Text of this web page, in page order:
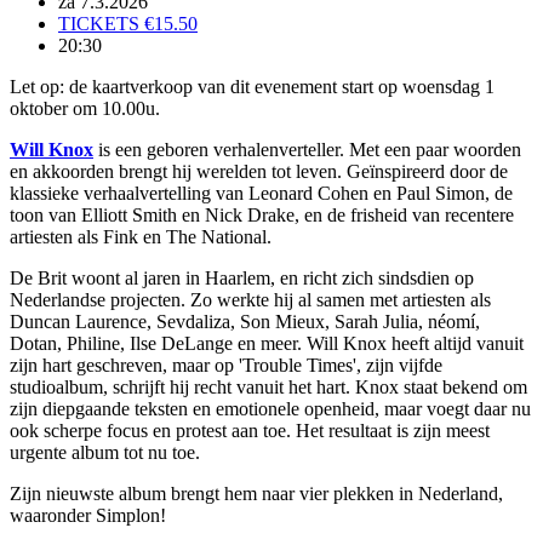
TICKETS €15.50
20:30
Let op: de kaartverkoop van dit evenement start op woensdag 1
oktober om 10.00u.
Will Knox is een geboren verhalenverteller. Met een paar woorden
en akkoorden brengt hij werelden tot leven. Geïnspireerd door de
klassieke verhaalvertelling van Leonard Cohen en Paul Simon, de
toon van Elliott Smith en Nick Drake, en de frisheid van recentere
artiesten als Fink en The National.
De Brit woont al jaren in Haarlem, en richt zich sindsdien op
Nederlandse projecten. Zo werkte hij al samen met artiesten als
Duncan Laurence, Sevdaliza, Son Mieux, Sarah Julia, néomí,
Dotan, Philine, Ilse DeLange en meer. Will Knox heeft altijd vanuit
zijn hart geschreven, maar op 'Trouble Times', zijn vijfde
studioalbum, schrijft hij recht vanuit het hart. Knox staat bekend om
zijn diepgaande teksten en emotionele openheid, maar voegt daar nu
ook scherpe focus en protest aan toe. Het resultaat is zijn meest
urgente album tot nu toe.
Zijn nieuwste album brengt hem naar vier plekken in Nederland,
waaronder Simplon!